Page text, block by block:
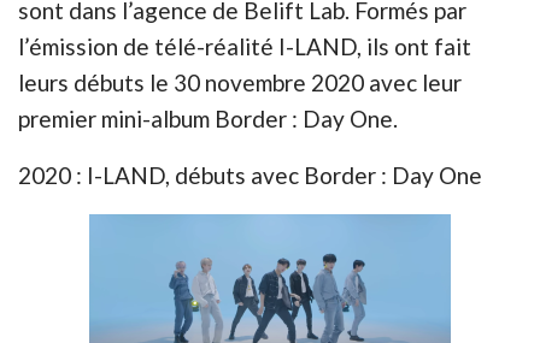
sont dans l’agence de Belift Lab. Formés par
l’émission de télé-réalité I-LAND, ils ont fait
leurs débuts le 30 novembre 2020 avec leur
premier mini-album Border : Day One.
2020 : I-LAND, débuts avec Border : Day One